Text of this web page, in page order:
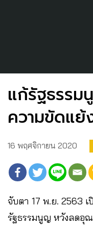
แก้รัฐธรร
ความขัดแย้
16 พฤศจิกายน 2020
จับตา​ 17​ พ.ย.​ 2563​
รัฐธรรมนูญ​ หวังลดอุ